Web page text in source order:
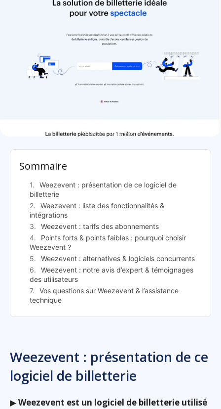
Weezevent: présentation
Sommaire
Weezevent : présentation de ce logiciel de
billetterie
Weezevent : liste des fonctionnalités &
intégrations
Weezevent : tarifs des abonnements
Points forts & points faibles : pourquoi choisir
Weezevent ?
Weezevent : alternatives & logiciels concurrents
Weezevent : notre avis d’expert & témoignages
des utilisateurs
Vos questions sur Weezevent & l’assistance
technique
Weezevent : présentation de ce
logiciel de billetterie
▶Weezevent est un logiciel de billetterie utilisé